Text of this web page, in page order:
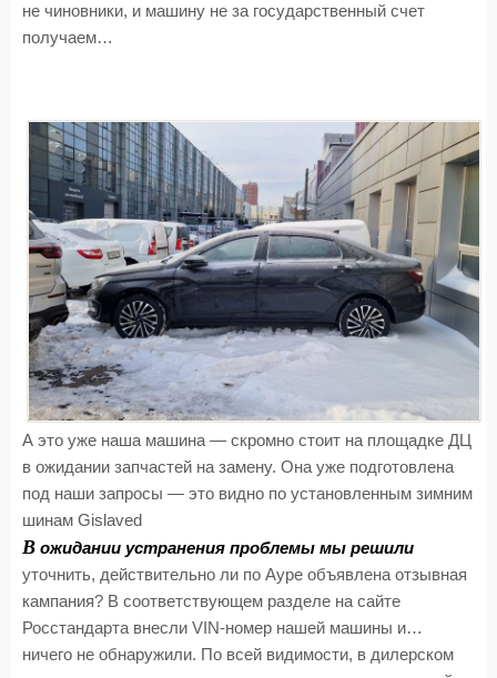
не чиновники, и машину не за государственный счет
получаем…
А это уже наша машина — скромно стоит на площадке ДЦ
в ожидании запчастей на замену. Она уже подготовлена
под наши запросы — это видно по установленным зимним
шинам Gislaved
В ожидании устранения проблемы мы решили
уточнить, действительно ли по Ауре объявлена отзывная
кампания? В соответствующем разделе на сайте
Росстандарта внесли VIN-номер нашей машины и…
ничего не обнаружили. По всей видимости, в дилерском